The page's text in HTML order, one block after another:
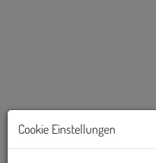
Cookie Einstellungen